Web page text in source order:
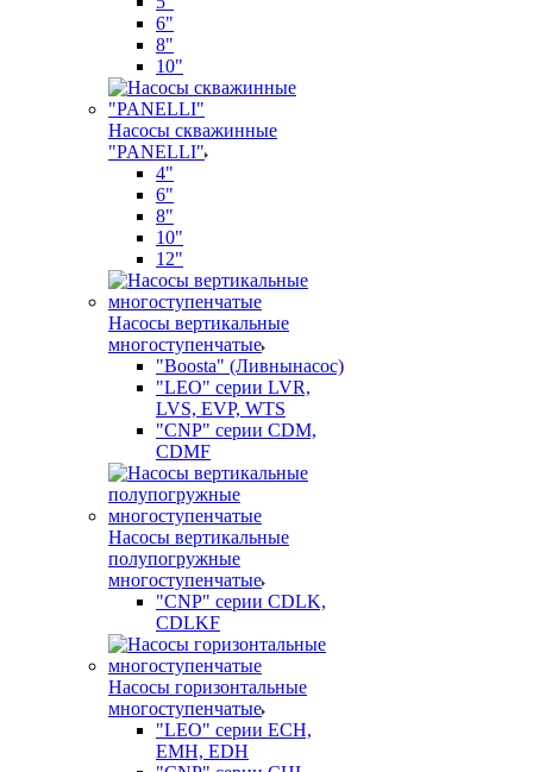
6"
8"
10"
Насосы скважинные
"PANELLI"
4"
6"
8"
10"
12"
Насосы вертикальные
многоступенчатые
"Boosta" (Ливнынасос)
"LEO" серии LVR,
LVS, EVP, WTS
"CNP" серии CDM,
CDMF
Насосы вертикальные
полупогружные
многоступенчатые
"CNP" серии CDLK,
CDLKF
Насосы горизонтальные
многоступенчатые
"LEO" серии ECH,
EMH, EDH